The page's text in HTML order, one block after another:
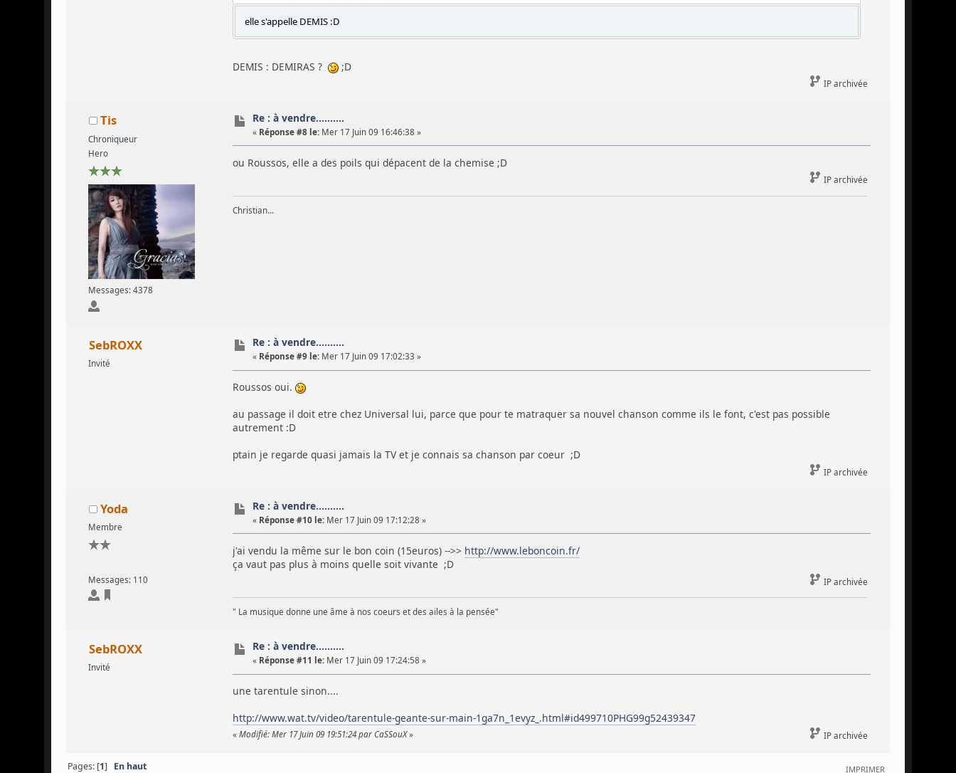
elle s'appelle DEMIS :D
DEMIS : DEMIRAS ? ;D
IP archivée
Tis
Chroniqueur
Hero
Messages: 4378
Re : à vendre..........
« Réponse #8 le: Mer 17 Juin 09 16:46:38 »
ou Roussos, elle a des poils qui dépacent de la chemise ;D
IP archivée
Christian...
SebROXX
Invité
Re : à vendre..........
« Réponse #9 le: Mer 17 Juin 09 17:02:33 »
Roussos oui.
au passage il doit etre chez Universal lui, parce que pour te matraquer sa nouvel chanson comme ils le font, c'est pas possible
autrement :D
ptain je regarde quasi jamais la TV et je connais sa chanson par coeur ;D
IP archivée
Yoda
Membre
Messages: 110
Re : à vendre..........
« Réponse #10 le: Mer 17 Juin 09 17:12:28 »
j'ai vendu la même sur le bon coin (15euros) -->> http://www.leboncoin.fr/
ça vaut pas plus à moins quelle soit vivante ;D
IP archivée
" La musique donne une âme à nos coeurs et des ailes à la pensée"
SebROXX
Invité
Re : à vendre..........
« Réponse #11 le: Mer 17 Juin 09 17:24:58 »
une tarentule sinon....
http://www.wat.tv/video/tarentule-geante-sur-main-1ga7n_1evyz_.html#id499710PHG99g52439347
« Modifié: Mer 17 Juin 09 19:51:24 par CaSSouX» IP archivée
IMPRIMER
Pages: [1] En haut